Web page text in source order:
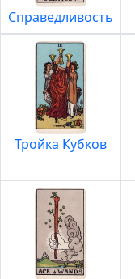
Справедливость
Тройка Кубков